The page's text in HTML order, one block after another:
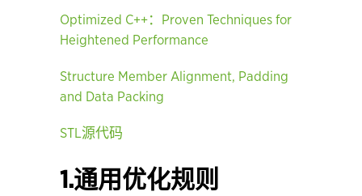
Optimized C++：Proven Techniques for
Heightened Performance
Structure Member Alignment, Padding
and Data Packing
STL源代码
1.通用优化规则